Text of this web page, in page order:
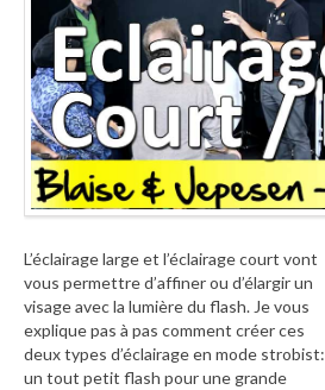
L’éclairage large et l’éclairage court vont
vous permettre d’affiner ou d’élargir un
visage avec la lumière du flash. Je vous
explique pas à pas comment créer ces
deux types d’éclairage en mode strobist:
un tout petit flash pour une grande